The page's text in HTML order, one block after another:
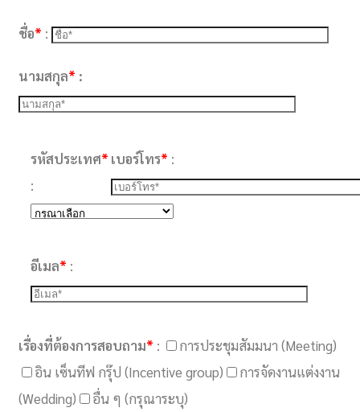
Please leave this field empty.
ชื่อ* :
นามสกุล* :
รหัสประเทศ*
:
เบอร์โทร* :
อีเมล* :
เรื่องที่ต้องการสอบถาม* :
การประชุมสัมมนา (Meeting)
อิน เซ็นทีฟ กรุ๊ป (Incentive group)
การจัดงานแต่งงาน
(Wedding)
อื่น ๆ (กรุณาระบุ)